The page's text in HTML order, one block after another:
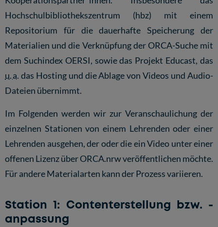
Hochschulbibliothekszentrum (hbz) mit einem
Repositorium für die dauerhafte Speicherung der
Materialien und die Verknüpfung der ORCA-Suche mit
dem Suchindex OERSI, sowie das Projekt Educast, das
u. a. das Hosting und die Ablage von Videos und Audio-
Dateien übernimmt.
Im Folgenden werden wir zur Veranschaulichung der
einzelnen Stationen von einem Lehrenden oder einer
Lehrenden ausgehen, der oder die ein Video unter einer
offenen Lizenz über ORCA.nrw veröffentlichen möchte.
Für andere Materialarten kann der Prozess variieren.
Station 1: Contenterstellung bzw. -
anpassung